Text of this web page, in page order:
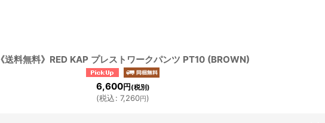
《送料無料》RED KAP プレストワークパンツ PT10 (BROWN)
6,600円 (税別)
(税込: 7,260円)